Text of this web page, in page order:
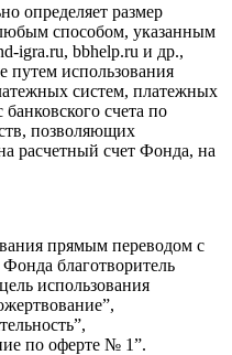
определяет размер
способом, указанным
igra.ru, bbhelp.ru и др.,
путем использования
систем, платежных
счета по
позволяющих
расчетный счет Фонда, на
прямым переводом с
благотворитель
использования
по оферте № 1”.